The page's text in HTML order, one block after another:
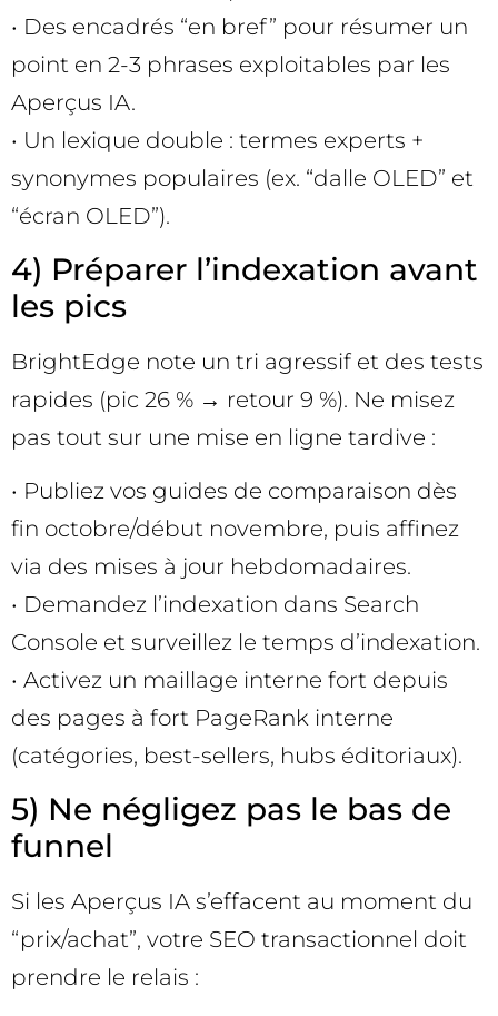
• Des encadrés “en bref” pour résumer un
point en 2-3 phrases exploitables par les
Aperçus IA.
• Un lexique double : termes experts +
synonymes populaires (ex. “dalle OLED” et
“écran OLED”).
4) Préparer l’indexation avant
les pics
BrightEdge note un tri agressif et des tests
rapides (pic 26 % → retour 9 %). Ne misez
pas tout sur une mise en ligne tardive :
• Publiez vos guides de comparaison dès
fin octobre/début novembre, puis affinez
via des mises à jour hebdomadaires.
• Demandez l’indexation dans Search
Console et surveillez le temps d’indexation.
• Activez un maillage interne fort depuis
des pages à fort PageRank interne
(catégories, best-sellers, hubs éditoriaux).
5) Ne négligez pas le bas de
funnel
Si les Aperçus IA s’effacent au moment du
“prix/achat”, votre SEO transactionnel doit
prendre le relais :